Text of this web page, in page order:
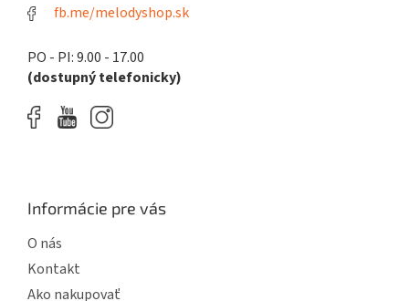
fb.me/melodyshop.sk
PO - PI: 9.00 - 17.00
(dostupný telefonicky)
Informácie pre vás
O nás
Kontakt
Ako nakupovať